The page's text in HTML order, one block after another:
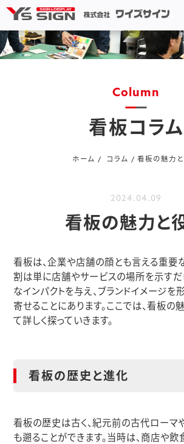
Column
看板コラム
ホーム コラム 看板の魅力と
2024.04.09
看板の魅力と
看板は、企業や店舗の顔とも言える重要
割は単に店舗やサービスの場所を示すだ
なインパクトを与え、ブランドイメージを
寄せることにあります。ここでは、看板の
て詳しく探っていきます。
看板の歴史と進化
看板の歴史は古く、紀元前の古代ローマ
も遡ることができます。当時は、商店や